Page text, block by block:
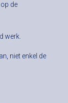
de
werk.
niet enkel de